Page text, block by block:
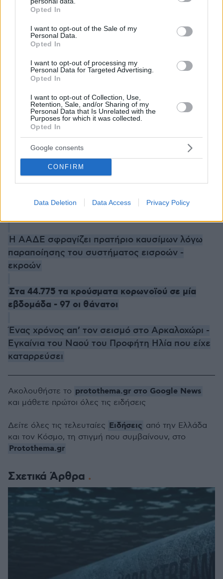
grant or deny consent to Google and its third-party tags to
use your data for below specified purposes in below Google
consent section.
Opted In
I want to opt-out of the Sale of my
Personal Data.
Opted In
I want to opt-out of processing my
Personal Data for Targeted Advertising.
Opted In
I want to opt-out of Collection, Use,
Retention, Sale, and/or Sharing of my
Personal Data that Is Unrelated with the
Purposes for which it was collected.
Opted In
Google consents
CONFIRM
Data Deletion Data Access Privacy Policy
μέσα ενημέρωσης ανέφεραν ότι οι αρχές δεν
υποθαλάσσιο δίκτυο φυσικού αερίου και αυτή
τη στιγμή οι γερμανικές, οι δανικές και οι
σουηδικές αρχές ερευνούν όλα τα περιστατικά,
σημειώνει το BBC.
Ευρωπαϊκή Επιτροπήδήλωσε σήμερα ότι
είναι πολύ νωρίς για εικασίες.
«Παρακολουθούμε τις εξελίξεις πολύ στενά»,
δήλωσε ο εκπρόσωπος της Κομισιόν,
σημειώνοντας ότι «αυτό δεν έχει επηρεάσει
ακόμη την ασφάλεια του εφοδιασμού μας»,
σύμφωνα με όσα μετέδωσε το
H ΑΑΔΕ σφραγίζει πρατήριο καυσίμων λόγω
παραποίησης του συστήματος εισρoών -
εκροών
Στα 44.775 τα κρούσματα κορωνοϊού σε μία
εβδομάδα - 97 οι θάνατοι
Ένας χρόνος απ’ τον σεισμό στο Αρκαλοχώρι -
Εγκαίνια του Ναού του Προφήτη Ηλία που είχε
καταρρεύσει
Σχετικά Άρθρα
Ακολουθήστε το protothema.gr στο Google News
και μάθετε πρώτοι όλες τις ειδήσεις
Δείτε όλες τις τελευταίες Ειδήσεις από την Ελλάδα
και τον Κόσμο, τη στιγμή που συμβαίνουν, στο
Protothema.gr